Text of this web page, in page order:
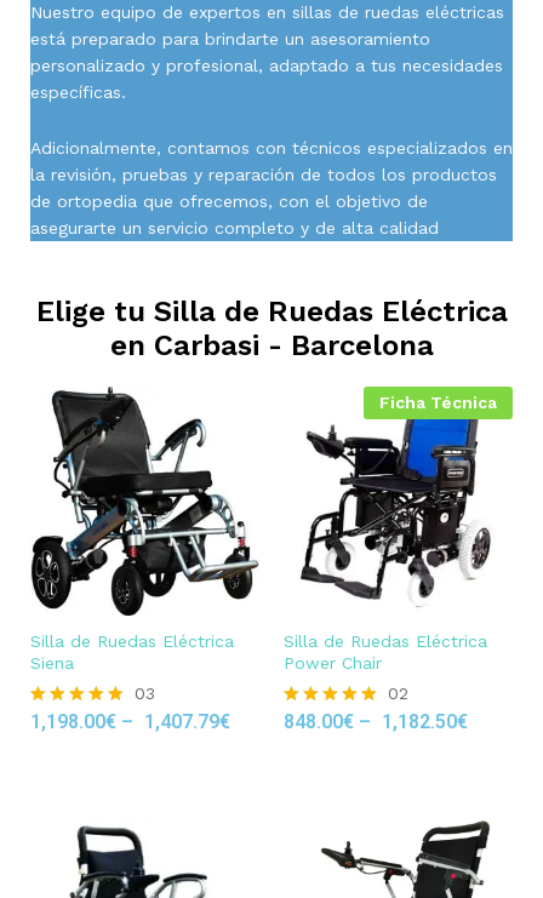
Nuestro equipo de expertos en sillas de ruedas eléctricas
está preparado para brindarte un asesoramiento
personalizado y profesional, adaptado a tus necesidades
específicas.
Adicionalmente, contamos con técnicos especializados en
la revisión, pruebas y reparación de todos los productos
de ortopedia que ofrecemos, con el objetivo de
asegurarte un servicio completo y de alta calidad
Elige tu Silla de Ruedas Eléctrica
en Carbasi - Barcelona
Silla de Ruedas Eléctrica
Siena
Rated
03
1,198.00€ – 1,407.79€
Ficha Técnica
Silla de Ruedas Eléctrica
Power Chair
Rated
02
848.00€ – 1,182.50€